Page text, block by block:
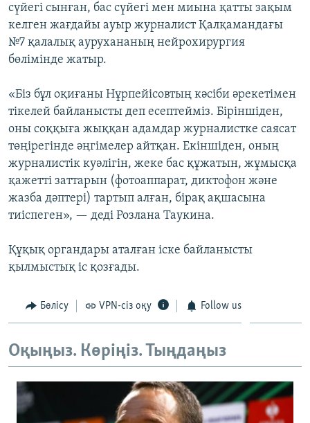
Басқа тілдерде
сүйегі сынған, бас сүйегі мен миына қатты зақым
келген жағдайы ауыр журналист Қалқамандағы
№7 қалалық аурухананың нейрохирургия
бөлімінде жатыр.
«Біз бұл оқиғаны Нұрпейісовтың кәсіби әрекетімен
тікелей байланысты деп есептейміз. Біріншіден,
оны соққыға жыққан адамдар журналистке саясат
төңірегінде әңгімелер айтқан. Екіншіден, оның
журналистік куәлігін, жеке бас құжатын, жұмысқа
қажетті заттарын (фотоаппарат, диктофон және
жазба дәптері) тартып алған, бірақ ақшасына
тиіспеген», — деді Розлана Таукина.
Құқық органдары аталған іске байланысты
қылмыстық іс қозғады.
Бөлісу VPN-сіз оқу Follow us
Оқыңыз. Көріңіз. Тыңдаңыз